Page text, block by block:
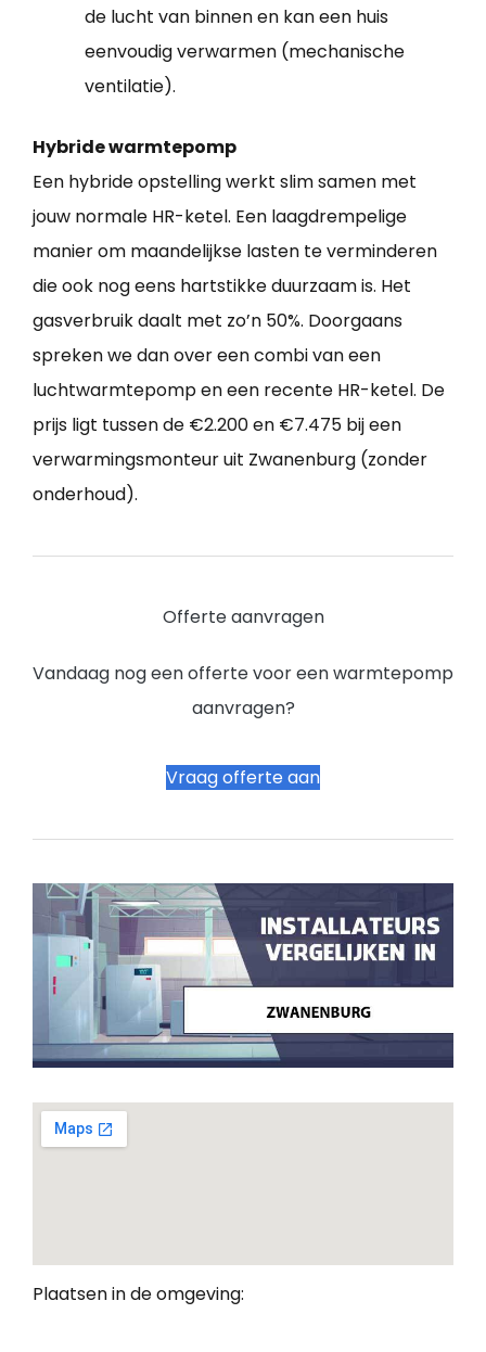
de lucht van binnen en kan een huis
eenvoudig verwarmen (mechanische
ventilatie).
Hybride warmtepomp
Een hybride opstelling werkt slim samen met
jouw normale HR-ketel. Een laagdrempelige
manier om maandelijkse lasten te verminderen
die ook nog eens hartstikke duurzaam is. Het
gasverbruik daalt met zo’n 50%. Doorgaans
spreken we dan over een combi van een
luchtwarmtepomp en een recente HR-ketel. De
prijs ligt tussen de €2.200 en €7.475 bij een
verwarmingsmonteur uit Zwanenburg (zonder
onderhoud).
Offerte aanvragen
Vandaag nog een offerte voor een warmtepomp
aanvragen?
Vraag offerte aan
Plaatsen in de omgeving: